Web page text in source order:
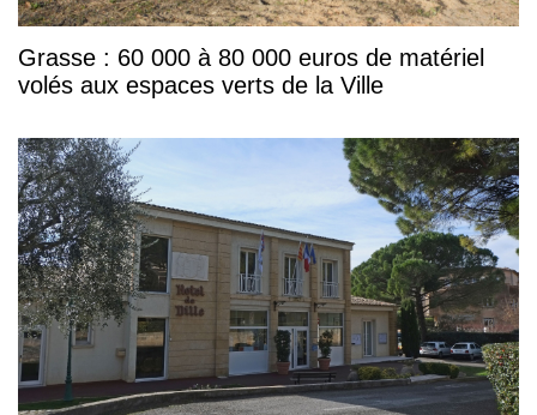
Grasse : 60 000 à 80 000 euros de matériel
volés aux espaces verts de la Ville